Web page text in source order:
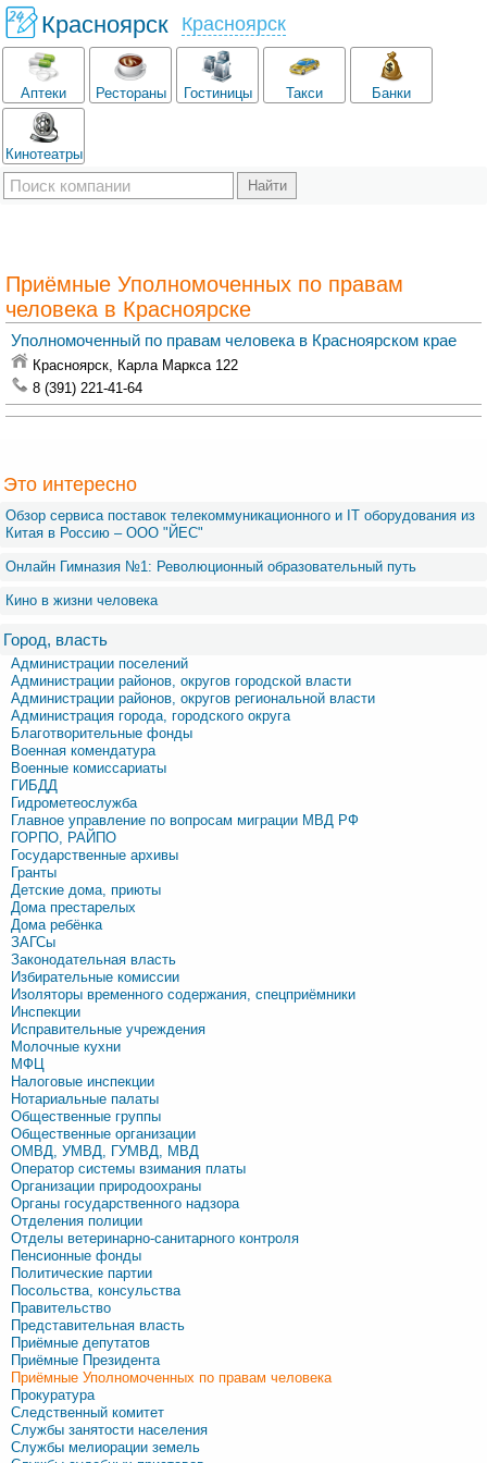
Красноярск Красноярск
Аптеки Рестораны Гостиницы Такси Банки
Кинотеатры
Приёмные Уполномоченных по правам
человека в Красноярске
Уполномоченный по правам человека в Красноярском крае
Красноярск, Карла Маркса 122
8 (391) 221-41-64
Это интересно
Обзор сервиса поставок телекоммуникационного и IT оборудования из
Китая в Россию – OOO "ЙЕС"
Онлайн Гимназия №1: Революционный образовательный путь
Кино в жизни человека
Город, власть
Администрации поселений
Администрации районов, округов городской власти
Администрации районов, округов региональной власти
Администрация города, городского округа
Благотворительные фонды
Военная комендатура
Военные комиссариаты
ГИБДД
Гидрометеослужба
Главное управление по вопросам миграции МВД РФ
ГОРПО, РАЙПО
Государственные архивы
Гранты
Детские дома, приюты
Дома престарелых
Дома ребёнка
ЗАГСы
Законодательная власть
Избирательные комиссии
Изоляторы временного содержания, спецприёмники
Инспекции
Исправительные учреждения
Молочные кухни
МФЦ
Налоговые инспекции
Нотариальные палаты
Общественные группы
Общественные организации
ОМВД, УМВД, ГУМВД, МВД
Оператор системы взимания платы
Организации природоохраны
Органы государственного надзора
Отделения полиции
Отделы ветеринарно-санитарного контроля
Пенсионные фонды
Политические партии
Посольства, консульства
Правительство
Представительная власть
Приёмные депутатов
Приёмные Президента
Приёмные Уполномоченных по правам человека
Прокуратура
Следственный комитет
Службы занятости населения
Службы мелиорации земель